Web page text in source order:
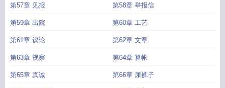
第57章 见报 第58章 举报信
第59章 出院 第60章 工艺
第61章 议论 第62章 文章
第63章 视察 第64章 算帐
第65章 真诚 第66章 尿裤子